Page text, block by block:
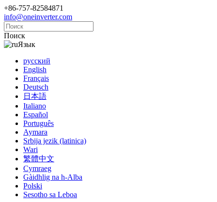
+86-757-82584871
info@oneinverter.com
Поиск
Язык
русский
English
Français
Deutsch
日本語
Italiano
Español
Português
Aymara
Srbija jezik (latinica)
Wari
繁體中文
Cymraeg
Gàidhlig na h-Alba
Polski
Sesotho sa Leboa